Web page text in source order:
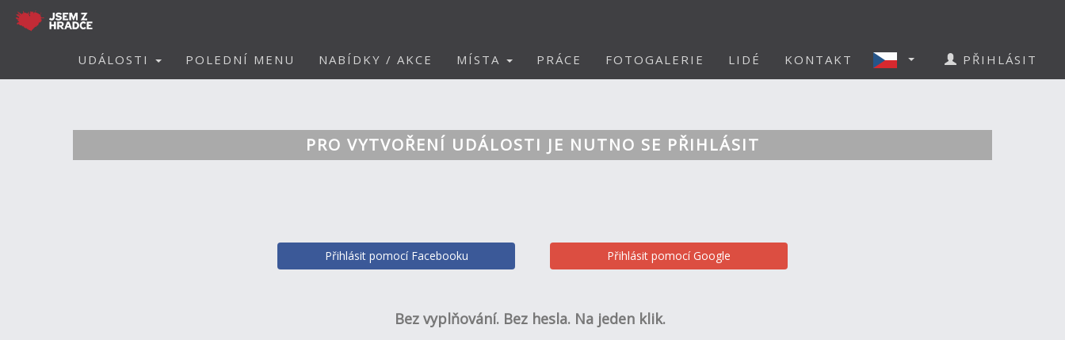
UDÁLOSTI POLEDNÍ MENU NABÍDKY / AKCE MÍSTA PRÁCE FOTOGALERIE LIDÉ KONTAKT PŘIHLÁSIT
PRO VYTVOŘENÍ UDÁLOSTI JE NUTNO SE PŘIHLÁSIT
Přihlásit pomocí Facebooku Přihlásit pomocí Google
Bez vyplňování. Bez hesla. Na jeden klik.